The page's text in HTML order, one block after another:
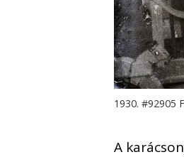
1930. #92905
A